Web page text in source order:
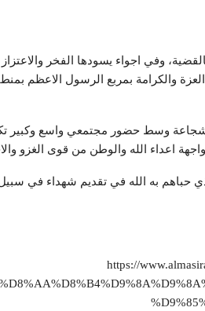
وفي اجواء يسودها الفخر والاعتزاز
والكرامة بمربع الرسول الاعظم
وسط حضور مجتمعي واسع وكبير
اعداء الله والوطن من قوى الغزو
حباهم به الله في تقديم شهداء في
https://